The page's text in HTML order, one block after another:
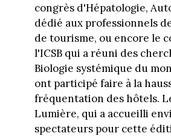
congrès d'Hépatologie,
dédié aux professionnels
de tourisme, ou encore le
l'ICSB qui a réuni des
Biologie systémique du
ont participé faire à la
fréquentation des hôtels.
Lumière, qui a accueilli
spectateurs pour cette